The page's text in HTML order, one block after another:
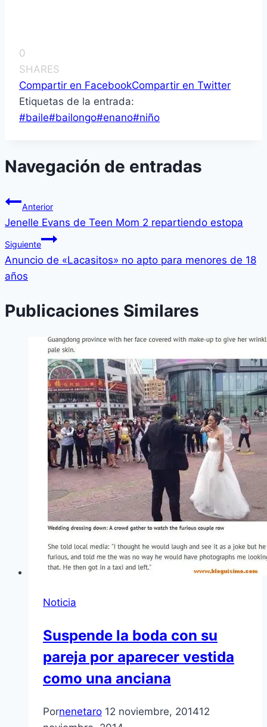
0
SHARES
Compartir en FacebookCompartir en Twitter
Etiquetas de la entrada:
#baile#bailongo#enano#niño
Navegación de entradas
Anterior
Jenelle Evans de Teen Mom 2 repartiendo estopa
Siguiente
Anuncio de «Lacasitos» no apto para menores de 18
años
Publicaciones Similares
Noticia
Suspende la boda con su
pareja por aparecer vestida
como una anciana
Pornenetaro 12 noviembre, 201412